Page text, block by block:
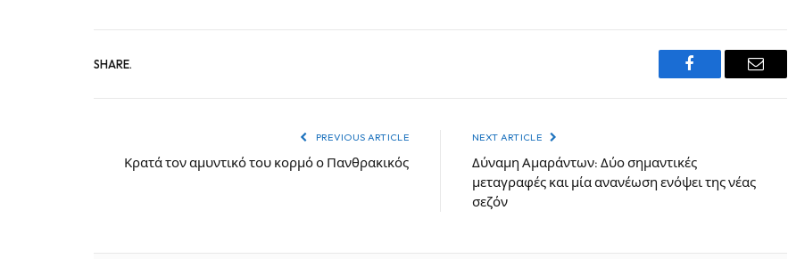
SHARE.
Facebook Email
PREVIOUS ARTICLE
Κρατά τον αμυντικό του κορμό ο Πανθρακικός
NEXT ARTICLE
Δύναμη Αμαράντων: Δύο σημαντικές
μεταγραφές και μία ανανέωση ενόψει της νέας
σεζόν